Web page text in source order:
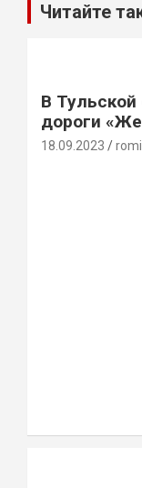
Читайте
В
дороги
18.09.2023